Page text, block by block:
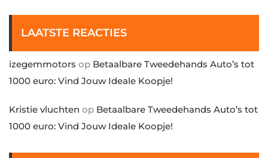
LAATSTE REACTIES
izegemmotors op Betaalbare Tweedehands Auto’s tot
1000 euro: Vind Jouw Ideale Koopje!
Kristie vluchten op Betaalbare Tweedehands Auto’s tot
1000 euro: Vind Jouw Ideale Koopje!